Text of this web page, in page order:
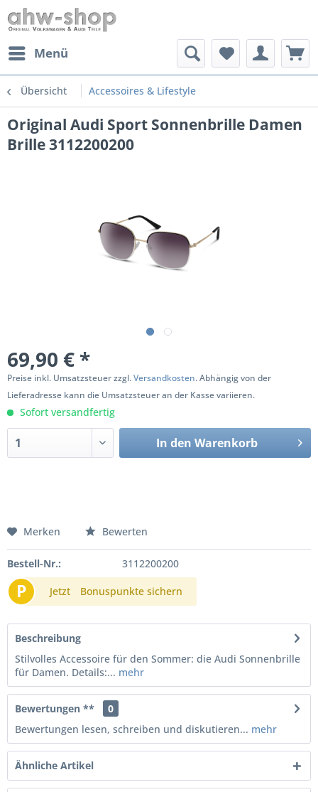
Menü
Übersicht Accessoires & Lifestyle
Original Audi Sport Sonnenbrille Damen
Brille 3112200200
69,90 € *
Preise inkl. Umsatzsteuer zzgl.Versandkosten. Abhängig von der
Lieferadresse kann die Umsatzsteuer an der Kasse variieren.
Sofort versandfertig
In den Warenkorb
Merken Bewerten
Bestell-Nr.: 3112200200
P Jetzt Bonuspunkte sichern
Beschreibung
Stilvolles Accessoire für den Sommer: die Audi Sonnenbrille
für Damen. Details:... mehr
Bewertungen **
0
Bewertungen lesen, schreiben und diskutieren... mehr
Ähnliche Artikel